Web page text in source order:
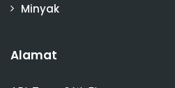
Minyak
Alamat